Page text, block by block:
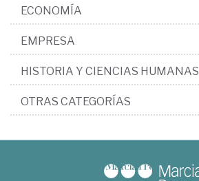
ECONOMÍA
EMPRESA
HISTORIA Y CIENCIAS HUMANAS
OTRAS CATEGORÍAS